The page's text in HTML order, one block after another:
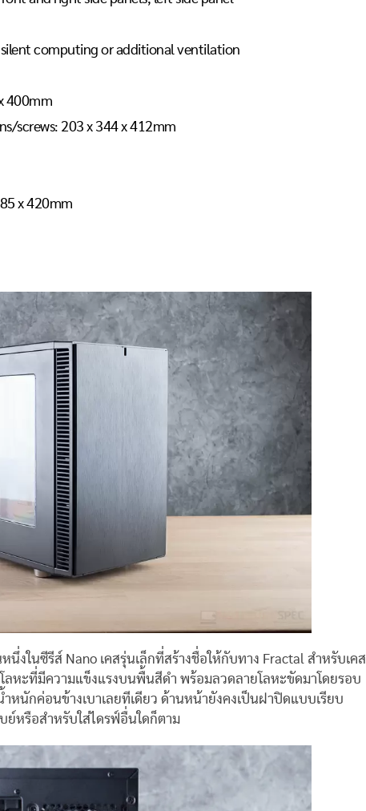
computing or additional ventilation
400mm
screws: 203 x 344 x 412mm
x 420mm
นึ่งในซีรีส์ Nano เคสรุ่นเล็กที่สร้างชื่อให้กับทาง Fractal สำหรับเคส
โลหะที่มีความแข็งแรงบนพื้นสีดำ พร้อมลวดลายโลหะขัดมาโดยรอบ
นักค่อนข้างเบาเลยทีเดียว ด้านหน้ายังคงเป็นฝาปิดแบบเรียบ
ย์หรือสำหรับใส่ไดรฟ์อื่นใดก็ตาม